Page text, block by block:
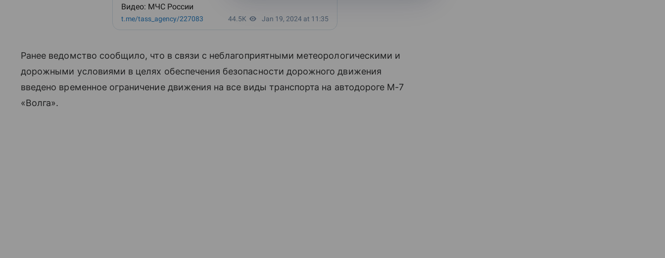
Ранее ведомство сообщило, что в связи с неблагоприятными метеорологическими и
дорожными условиями в целях обеспечения безопасности дорожного движения
введено временное ограничение движения на все виды транспорта на автодороге М-7
«Волга».